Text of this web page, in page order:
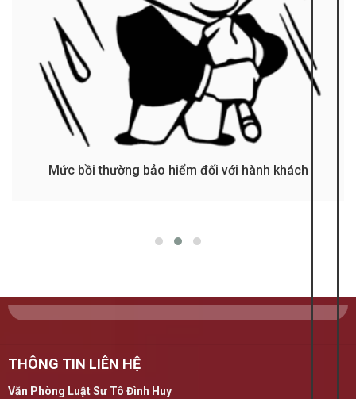
Mức bồi thường bảo hiểm đối với hành khách
THÔNG TIN LIÊN HỆ
Văn Phòng Luật Sư Tô Đình Huy